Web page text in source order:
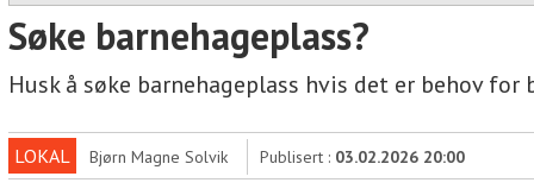
Søke barnehageplass?
Husk å søke barnehageplass hvis det er behov for
LOKAL Bjørn Magne Solvik Publisert : 03.02.2026 20:00